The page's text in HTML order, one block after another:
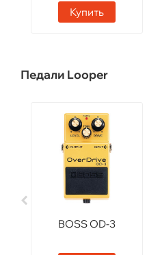
Купить
Педали Looper
BOSS OD-3